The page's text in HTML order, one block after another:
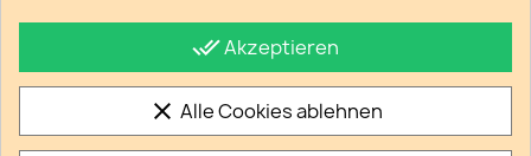
So schützen wir Ihre Daten
Verpackung und Versand
Unsere Versandkostenpauschalen
done_allAkzeptieren
clear Alle Cookies ablehnen